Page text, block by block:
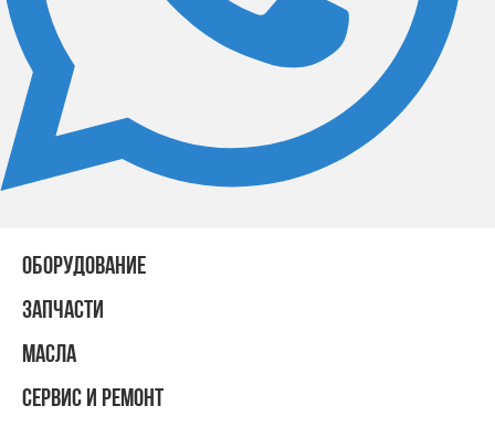
ОБОРУДОВАНИЕ
ЗАПЧАСТИ
МАСЛА
СЕРВИС И РЕМОНТ